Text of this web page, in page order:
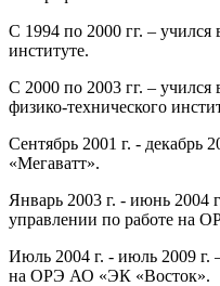
С 1994 по 2000 гг. –
институте.
С 2000 по 2003 гг. – учился
физико-технического
Сентябрь 2001 г. - декабрь
«Мегаватт».
Январь 2003 г. - июнь 2004
управлении по работе на
Июль 2004 г. - июль 2009 г.
на ОРЭ АО «ЭК «Восток».